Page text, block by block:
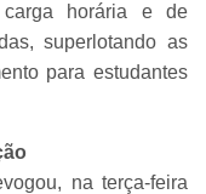
horária e de
superlotando as
para estudantes
na terça-feira